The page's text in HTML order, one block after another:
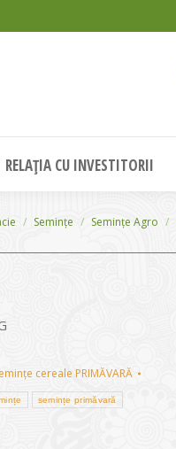
RELAȚIA CU INVESTITORII
Semințe Semințe Agro
cereale PRIMĂVARĂ
semințe primăvară